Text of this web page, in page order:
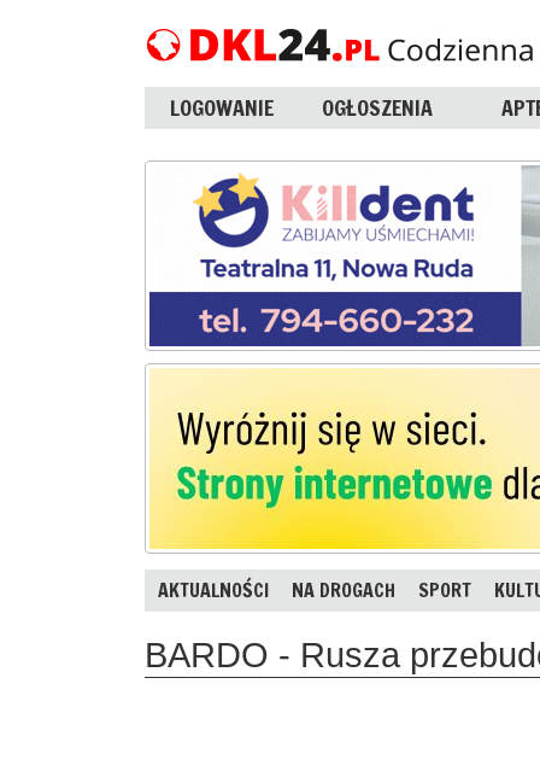
LOGOWANIE OGŁOSZENIA
AKTUALNOŚCI NA DROGACH SPORT
BARDO - Rusza